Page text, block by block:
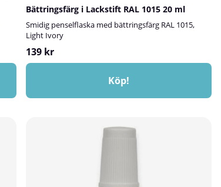
Bättringsfärg i Lackstift RAL 1015 20 ml
Smidig penselflaska med bättringsfärg RAL 1015,
Light Ivory
139 kr
Köp!